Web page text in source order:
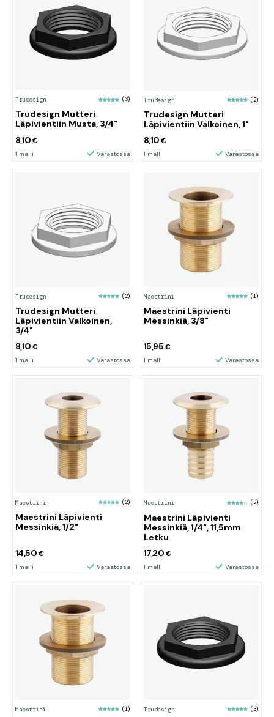
Trudesign (3)
Trudesign Mutteri
Läpivientiin Musta, 3/4"
8,10€
1 malli Varastossa
Trudesign (2)
Trudesign Mutteri
Läpivientiin Valkoinen, 1"
8,10€
1 malli Varastossa
Trudesign (2)
Trudesign Mutteri
Läpivientiin Valkoinen,
3/4"
8,10€
1 malli Varastossa
Maestrini (1)
Maestrini Läpivienti
Messinkiä, 3/8"
15,95 €
1 malli Varastossa
Maestrini (2)
Maestrini Läpivienti
Messinkiä, 1/2"
14,50 €
1 malli Varastossa
Maestrini (2)
Maestrini Läpivienti
Messinkiä, 1/4", 11,5mm
Letku
17,20 €
1 malli Varastossa
Maestrini (1) Trudesign (3)